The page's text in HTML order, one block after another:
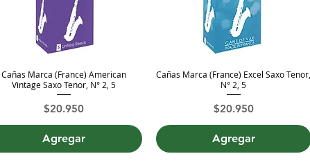
Vista rápida
Cañas Marca (France) American
Vintage Saxo Tenor, N° 2, 5
Precio
$20.950
Agregar
Vista rápida
Cañas Marca (France) Excel Saxo Tenor,
N° 2, 5
Precio
$20.950
Agregar